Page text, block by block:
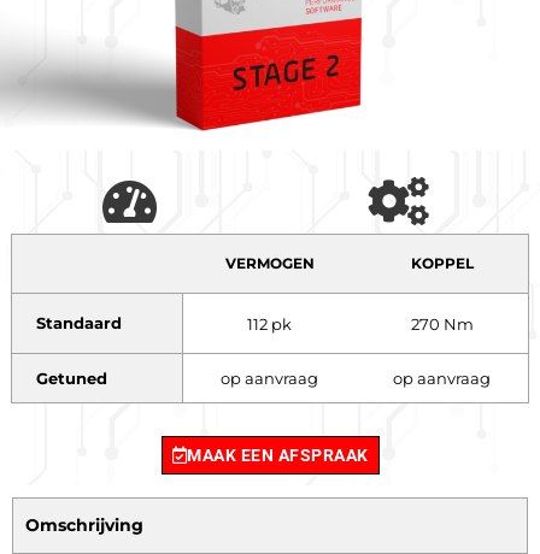
VERMOGEN KOPPEL
Standaard 112 pk 270 Nm
Getuned op aanvraag op aanvraag
MAAK EEN AFSPRAAK
Omschrijving